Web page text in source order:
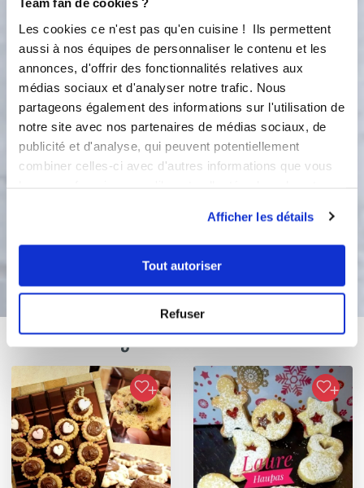
Les cookies ce n'est pas qu'en cuisine ! Ils permettent
aussi à nos équipes de personnaliser le contenu et les
annonces, d'offrir des fonctionnalités relatives aux
médias sociaux et d'analyser notre trafic. Nous
partageons également des informations sur l'utilisation de
notre site avec nos partenaires de médias sociaux, de
publicité et d'analyse, qui peuvent potentiellement
combiner celles-ci avec d'autres informations que vous
Afficher les détails
Tout autoriser
Refuser
pour imiter ľ'ongle, en appuyant
légèrement. Placez les doigts sur une
plaque de four recouverte d'une toile
de cuisson et enfournez pour 20 à 25
minutes. À la sortie, retirez
doucement les amandes , Déposez
une pointe de confiture et appuyez à
nouveau l'amande. Trempez
également l'autre extrémité des
Bon appétit !
Vous aimerez aussi ...